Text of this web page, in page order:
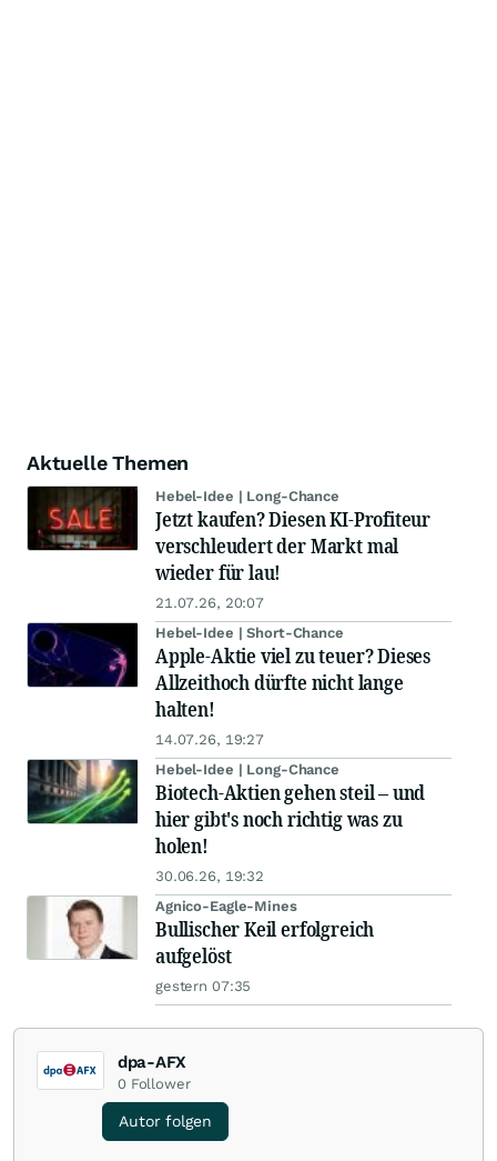
Aktuelle Themen
Hebel-Idee | Long-Chance
Jetzt kaufen? Diesen KI-Profiteur
verschleudert der Markt mal
wieder für lau!
21.07.26, 20:07
Hebel-Idee | Short-Chance
Apple-Aktie viel zu teuer? Dieses
Allzeithoch dürfte nicht lange
halten!
14.07.26, 19:27
Hebel-Idee | Long-Chance
Biotech-Aktien gehen steil – und
hier gibt's noch richtig was zu
holen!
30.06.26, 19:32
Agnico-Eagle-Mines
Bullischer Keil erfolgreich
aufgelöst
gestern 07:35
dpa-AFX
0 Follower
Autor folgen